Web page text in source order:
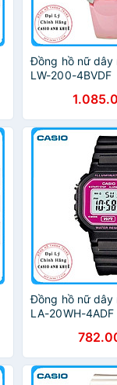
Đồng hồ nữ dây
LW-200-4BVDF
Đồng hồ nữ dây
LA-20WH-4ADF